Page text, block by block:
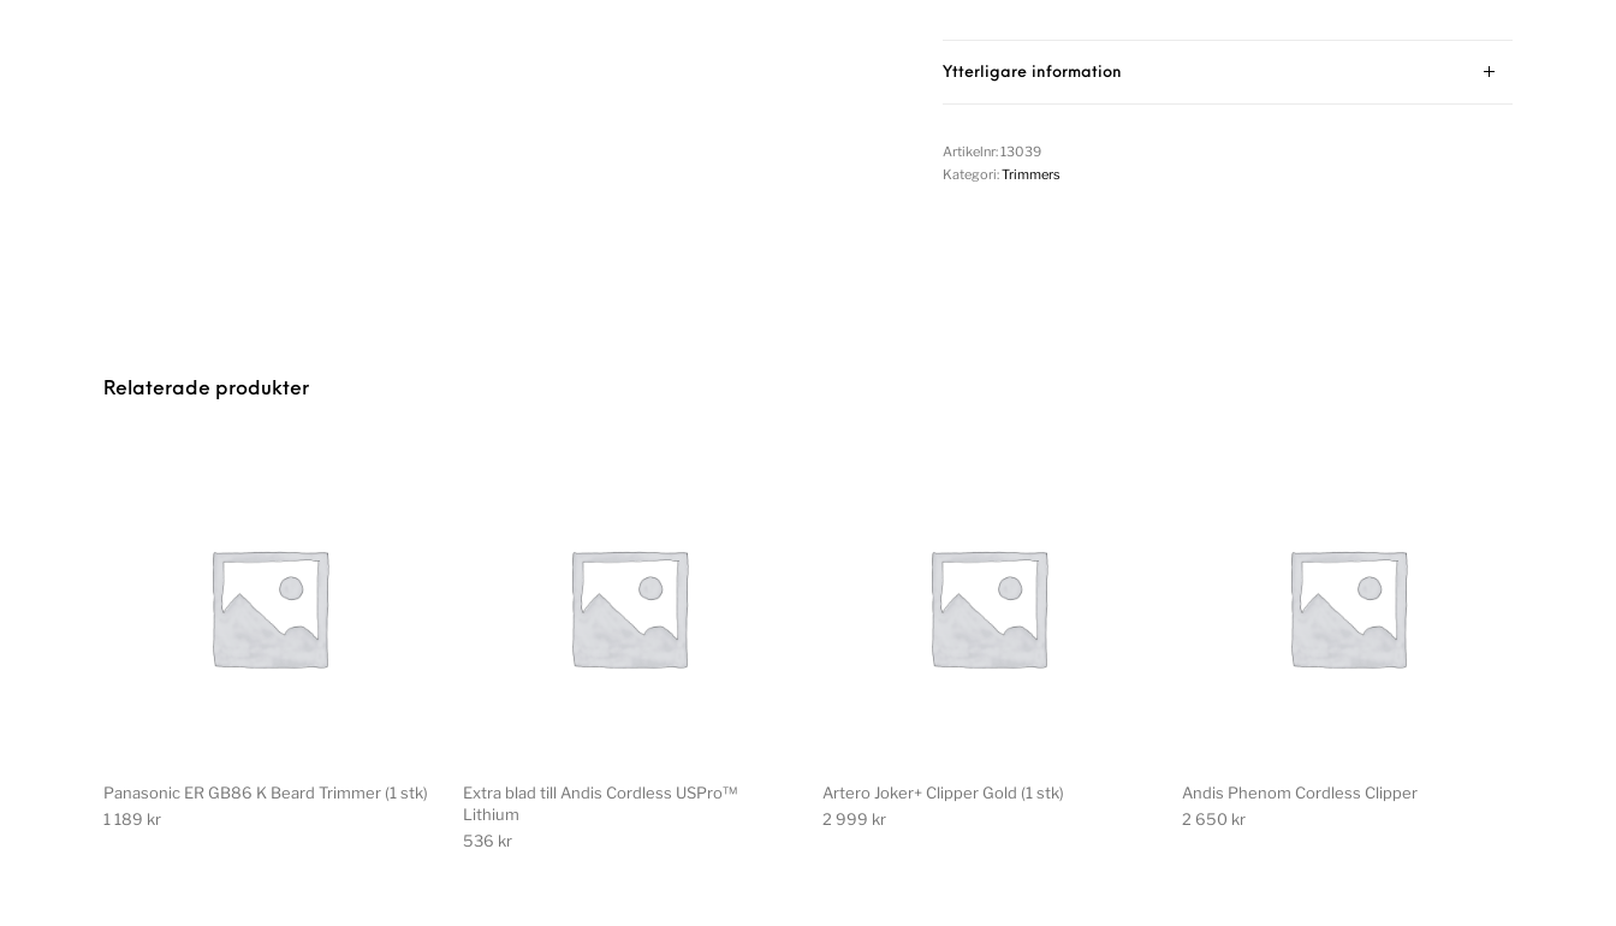
Ytterligare information
Artikelnr:13039
Kategori:Trimmers
Relaterade produkter
Panasonic ER GB86 K Beard Trimmer (1 stk)
1 189 kr
Extra blad till Andis Cordless USPro™
Lithium
536 kr
Artero Joker+ Clipper Gold (1 stk)
2 999 kr
Andis Phenom Cordless Clipper
2 650 kr